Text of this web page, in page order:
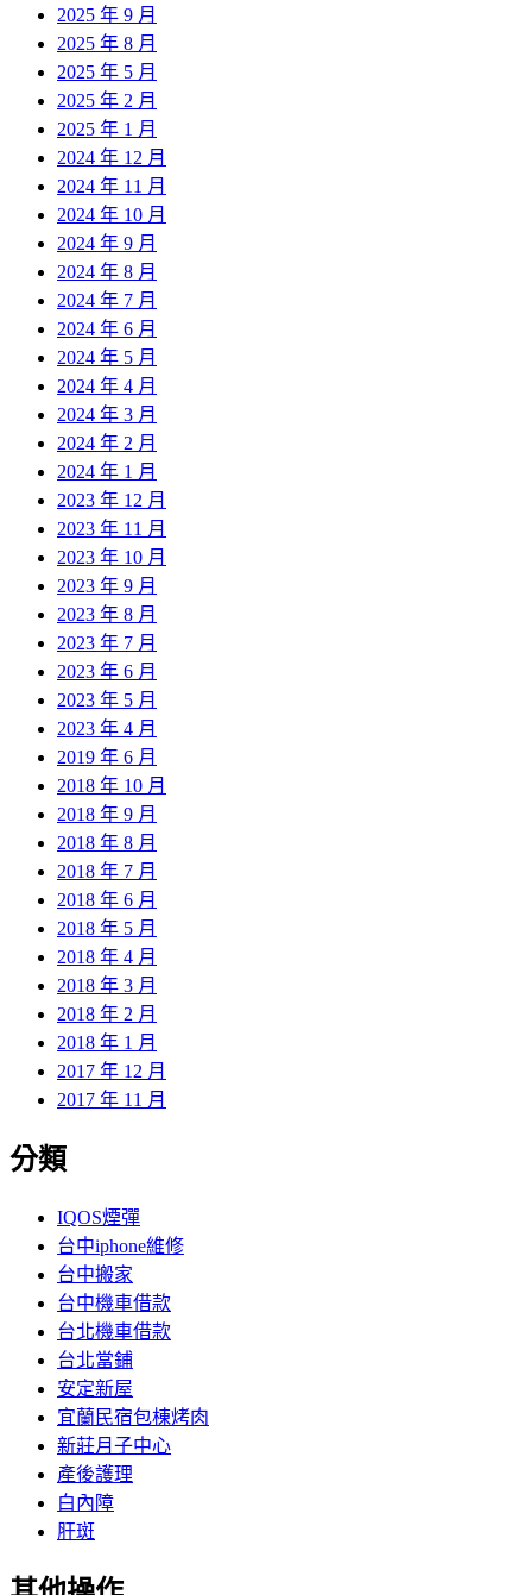
2025 年 9 月
2025 年 8 月
2025 年 5 月
2025 年 2 月
2025 年 1 月
2024 年 12 月
2024 年 11 月
2024 年 10 月
2024 年 9 月
2024 年 8 月
2024 年 7 月
2024 年 6 月
2024 年 5 月
2024 年 4 月
2024 年 3 月
2024 年 2 月
2024 年 1 月
2023 年 12 月
2023 年 11 月
2023 年 10 月
2023 年 9 月
2023 年 8 月
2023 年 7 月
2023 年 6 月
2023 年 5 月
2023 年 4 月
2019 年 6 月
2018 年 10 月
2018 年 9 月
2018 年 8 月
2018 年 7 月
2018 年 6 月
2018 年 5 月
2018 年 4 月
2018 年 3 月
2018 年 2 月
2018 年 1 月
2017 年 12 月
2017 年 11 月
分類
IQOS煙彈
台中iphone維修
台中搬家
台中機車借款
台北機車借款
台北當鋪
安定新屋
宜蘭民宿包棟烤肉
新莊月子中心
產後護理
白內障
肝斑